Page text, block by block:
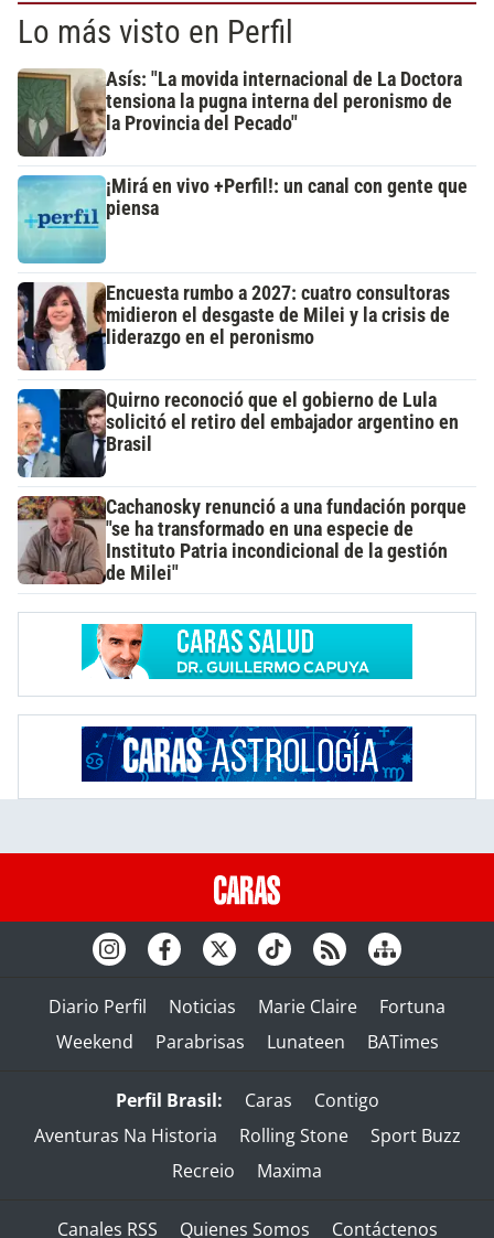
Lo más visto en Perfil
Asís: "La movida internacional de La Doctora
tensiona la pugna interna del peronismo de
la Provincia del Pecado"
¡Mirá en vivo +Perfil!: un canal con gente que
piensa
Encuesta rumbo a 2027: cuatro consultoras
midieron el desgaste de Milei y la crisis de
liderazgo en el peronismo
Quirno reconoció que el gobierno de Lula
solicitó el retiro del embajador argentino en
Brasil
Cachanosky renunció a una fundación porque
"se ha transformado en una especie de
Instituto Patria incondicional de la gestión
de Milei"
Diario Perfil Noticias Marie Claire
Fortuna
Weekend
Parabrisas Lunateen BATimes
Perfil Brasil: Caras
Contigo
Aventuras Na Historia
Rolling Stone
Sport Buzz
Recreio
Maxima
Canales RSS Quienes Somos Contáctenos